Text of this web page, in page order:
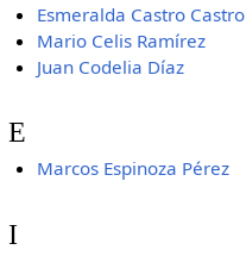
Esmeralda Castro Castro
Mario Celis Ramírez
Juan Codelia Díaz
E
Marcos Espinoza Pérez
I